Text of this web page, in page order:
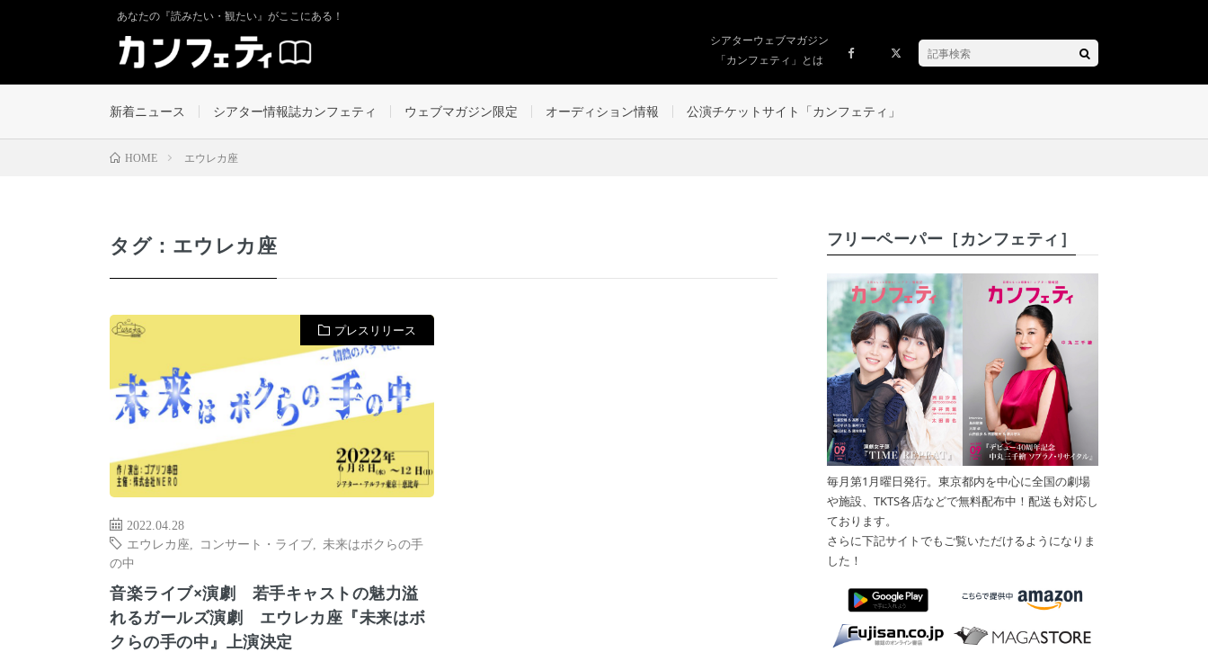
あなたの『読みたい・観たい』がここにある！
シアターウェブマガジン
「カンフェティ」とは
新着ニュース シアター情報誌カンフェティ ウェブマガジン限定 オーディション情報 公演チケットサイト「カンフェティ」
HOME エウレカ座
タグ：エウレカ座
プレスリリース
2022.04.28
エウレカ座
コンサート・ライブ
未来はボクらの手
の中
音楽ライブ×演劇 若手キャストの魅力溢
れるガールズ演劇 エウレカ座『未来はボ
クらの手の中』上演決定
フリーペーパー［カンフェティ］
毎月第1月曜日発行。東京都内を中心に全国の劇場
や施設、TKTS各店などで無料配布中！配送も対応し
ております。
さらに下記サイトでもご覧いただけるようになりま
した！